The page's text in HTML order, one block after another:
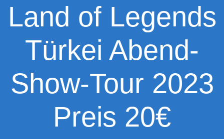
Land of Legends
Türkei Abend-
Show-Tour 2023
Preis 20€